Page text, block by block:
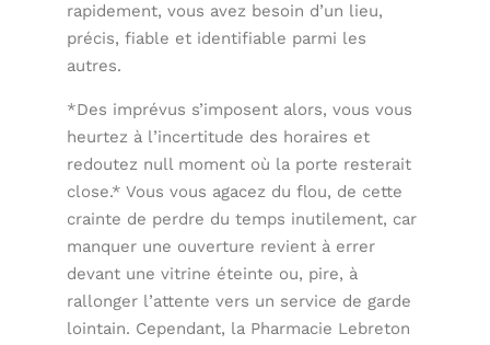
rapidement, vous avez besoin d’un lieu,
précis, fiable et identifiable parmi les
autres.
*Des imprévus s’imposent alors, vous vous
heurtez à l’incertitude des horaires et
redoutez null moment où la porte resterait
close.* Vous vous agacez du flou, de cette
crainte de perdre du temps inutilement, car
manquer une ouverture revient à errer
devant une vitrine éteinte ou, pire, à
rallonger l’attente vers un service de garde
lointain. Cependant, la Pharmacie Lebreton